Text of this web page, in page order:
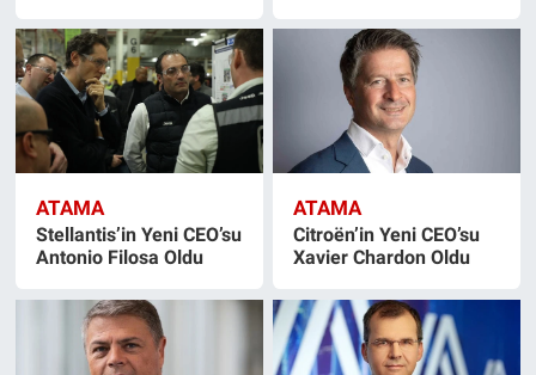
ATAMA
Stellantis’in Yeni CEO’su
Antonio Filosa Oldu
ATAMA
Citroën’in Yeni CEO’su
Xavier Chardon Oldu